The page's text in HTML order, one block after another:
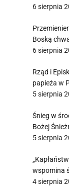
6 sierpnia
Boską
6 sierpnia
Rząd i
papieża w
5 sierpnia
Śnieg w
Bożej
5 sierpnia
wspomina
4 sierpnia